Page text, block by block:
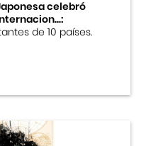
celebró
de 10 países.